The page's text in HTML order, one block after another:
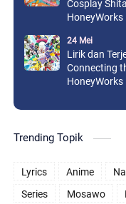
Cosplay
HoneyWorks
24 Mei
Lirik dan
Connecting
HoneyWorks
Trending Topik
Lyrics Anime
Series
Mosawo